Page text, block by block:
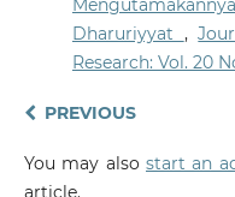
Dharuriyyat ,
Research: Vol. 20
PREVIOUS
You may also start an
article.